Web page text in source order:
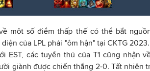
một số điểm thấp thế có thể bắt
của LPL phải "ôm hận" tại CKTG
EST, các tuyển thủ của T1 cũng nhận
giành được chiến thắng 2-0. Tất nhiên